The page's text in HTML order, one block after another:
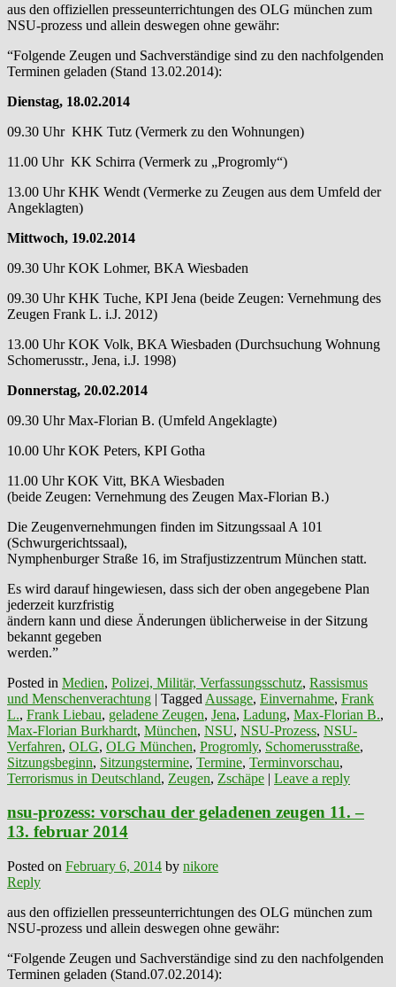
aus den offiziellen presseunterrichtungen des OLG münchen zum
NSU-prozess und allein deswegen ohne gewähr:
“Folgende Zeugen und Sachverständige sind zu den nachfolgenden
Terminen geladen (Stand 13.02.2014):
Dienstag, 18.02.2014
09.30 Uhr KHK Tutz (Vermerk zu den Wohnungen)
11.00 Uhr KK Schirra (Vermerk zu „Progromly“)
13.00 Uhr KHK Wendt (Vermerke zu Zeugen aus dem Umfeld der
Angeklagten)
Mittwoch, 19.02.2014
09.30 Uhr KOK Lohmer, BKA Wiesbaden
09.30 Uhr KHK Tuche, KPI Jena (beide Zeugen: Vernehmung des
Zeugen Frank L. i.J. 2012)
13.00 Uhr KOK Volk, BKA Wiesbaden (Durchsuchung Wohnung
Schomerusstr., Jena, i.J. 1998)
Donnerstag, 20.02.2014
09.30 Uhr Max-Florian B. (Umfeld Angeklagte)
10.00 Uhr KOK Peters, KPI Gotha
11.00 Uhr KOK Vitt, BKA Wiesbaden
(beide Zeugen: Vernehmung des Zeugen Max-Florian B.)
Die Zeugenvernehmungen finden im Sitzungssaal A 101
(Schwurgerichtssaal),
Nymphenburger Straße 16, im Strafjustizzentrum München statt.
Es wird darauf hingewiesen, dass sich der oben angegebene Plan
jederzeit kurzfristig
ändern kann und diese Änderungen üblicherweise in der Sitzung
bekannt gegeben
werden.”
Posted in Medien, Polizei, Militär, Verfassungsschutz, Rassismus
und Menschenverachtung | Tagged Aussage, Einvernahme, Frank
L., Frank Liebau, geladene Zeugen, Jena, Ladung, Max-Florian B.,
Max-Florian Burkhardt, München, NSU, NSU-Prozess, NSU-
Verfahren, OLG, OLG München, Progromly, Schomerusstraße,
Sitzungsbeginn, Sitzungstermine, Termine, Terminvorschau,
Terrorismus in Deutschland, Zeugen, Zschäpe | Leave a reply
nsu-prozess: vorschau der geladenen zeugen 11. –
13. februar 2014
Posted on February 6, 2014 by nikore
Reply
aus den offiziellen presseunterrichtungen des OLG münchen zum
NSU-prozess und allein deswegen ohne gewähr:
“Folgende Zeugen und Sachverständige sind zu den nachfolgenden
Terminen geladen (Stand.07.02.2014):